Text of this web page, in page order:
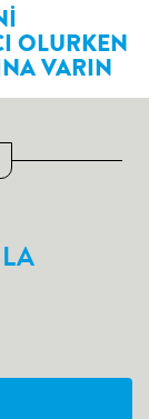
OLURKEN
VARIN